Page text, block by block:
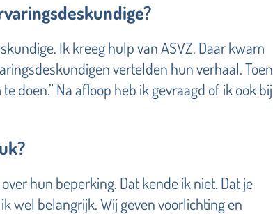
Ik kreeg hulp van ASVZ. Daar kwam
vertelden hun verhaal. Toen
doen.” Na afloop heb ik gevraagd of ik ook bij
hun beperking. Dat kende ik niet. Dat je
wel belangrijk. Wij geven voorlichting en